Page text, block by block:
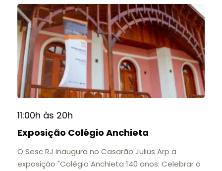
📍 Casarão Julius Arp
📅 Até 30 de setembro
🕚 Quinta a sábado, das 11h às 20h | Domingo, das
11h às 17h
🎟️ Entrada gratuita.
11:00h às 20h
Exposição Colégio Anchieta
O Sesc RJ inaugura no Casarão Julius Arp a
exposição "Colégio Anchieta 140 anos: Celebrar o